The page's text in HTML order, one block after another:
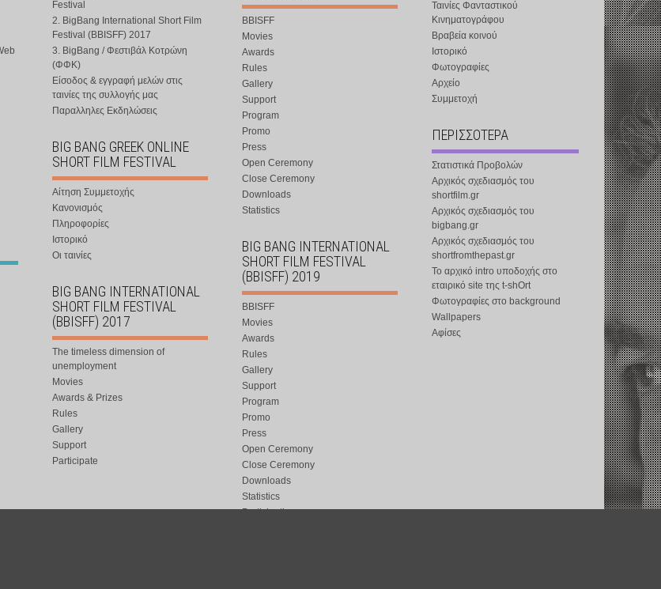
Festival
2. BigBang International Short Film
Festival (BBISFF) 2017
3. BigBang / Φεστιβάλ Κοτρώνη
(ΦΦΚ)
Είσοδος & εγγραφή μελών στις
ταινίες της συλλογής μας
Παραλληλες Εκδηλώσεις
BIG BANG GREEK ONLINE
SHORT FILM FESTIVAL
Αίτηση Συμμετοχής
Κανονισμός
Πληροφορίες
Ιστορικό
Οι ταινίες
BIG BANG INTERNATIONAL
SHORT FILM FESTIVAL
(BBISFF) 2017
The timeless dimension of
unemployment
Movies
Awards & Prizes
Rules
Gallery
Support
Participate
BBISFF
Movies
Awards
Rules
Gallery
Support
Program
Promo
Press
Open Ceremony
Close Ceremony
Downloads
Statistics
BIG BANG INTERNATIONAL
SHORT FILM FESTIVAL
(BBISFF) 2019
BBISFF
Movies
Awards
Rules
Gallery
Support
Program
Promo
Press
Open Ceremony
Close Ceremony
Downloads
Statistics
Participation
Ταινίες Φανταστικού
Κινηματογράφου
Βραβεία κοινού
Ιστορικό
Φωτογραφίες
Αρχείο
Συμμετοχή
ΠΕΡΙΣΣΟΤΕΡΑ
Στατιστικά Προβολών
Αρχικός σχεδιασμός του
shortfilm.gr
Αρχικός σχεδιασμός του
bigbang.gr
Αρχικός σχεδιασμός του
shortfromthepast.gr
Το αρχικό intro υποδοχής στο
εταιρικό site της t-shOrt
Φωτογραφίες στο background
Wallpapers
Αφίσες